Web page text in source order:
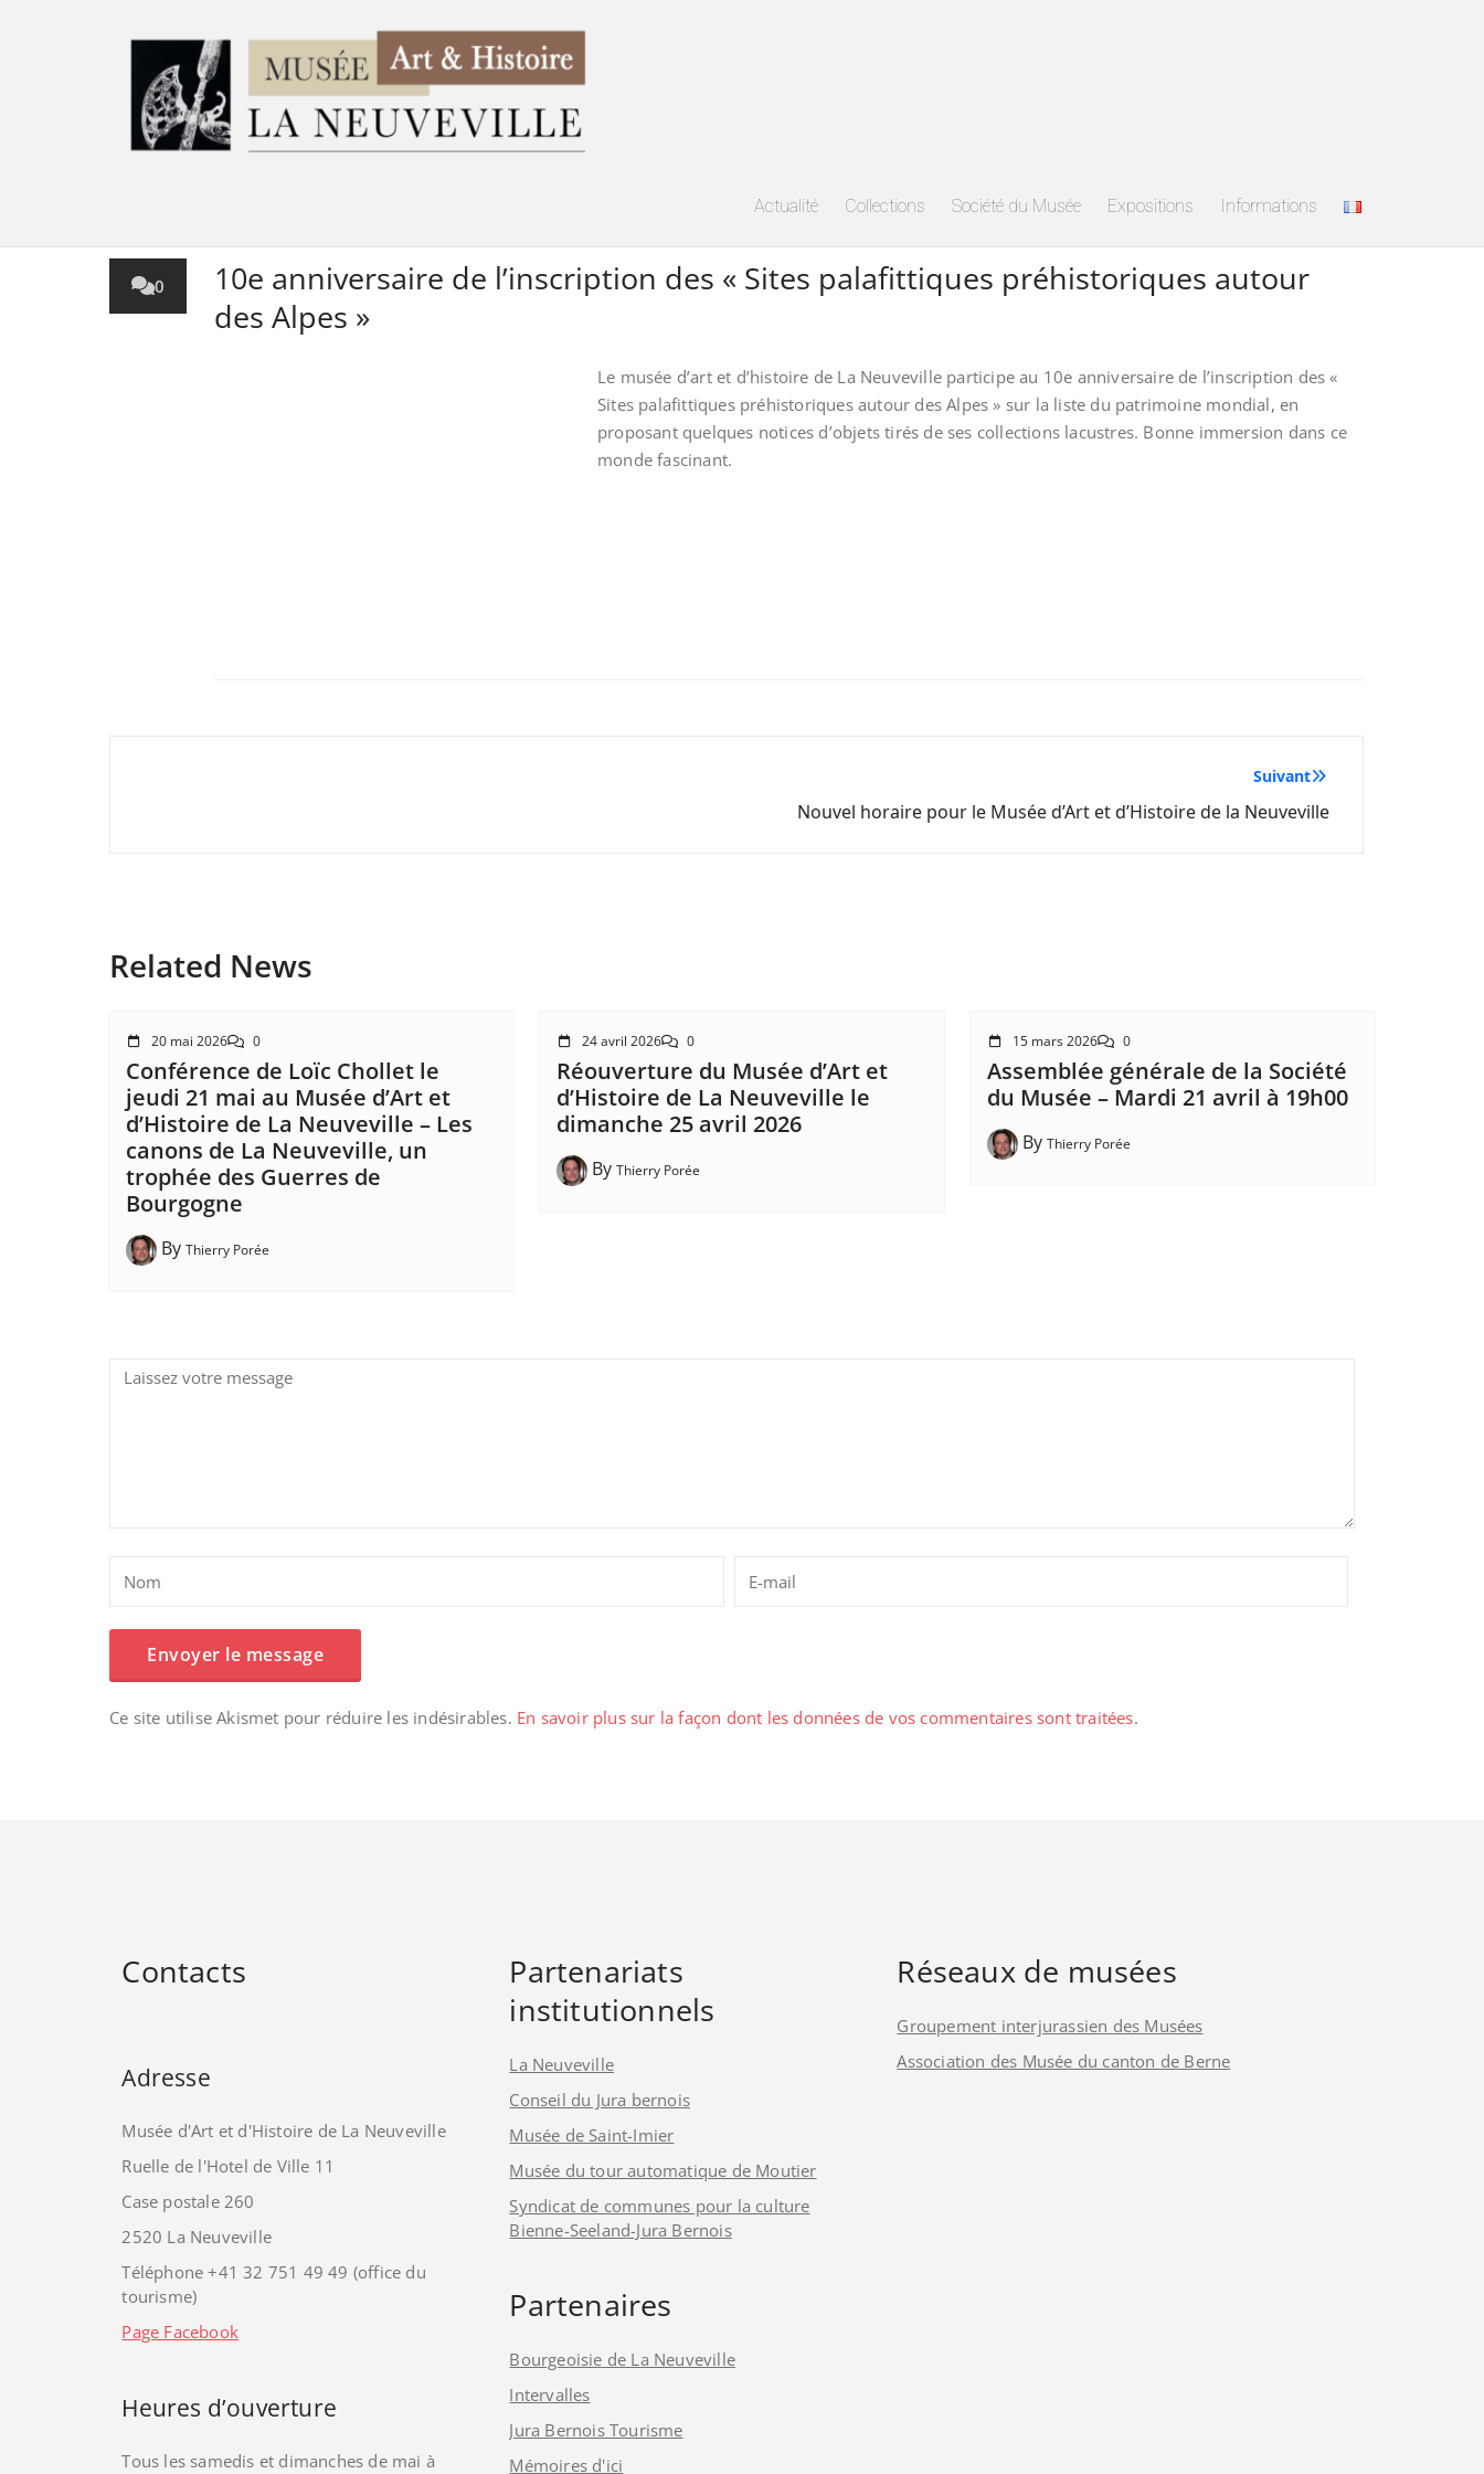
Actualité Collections Société du Musée Expositions Informations
0
10e anniversaire de l’inscription des « Sites palafittiques préhistoriques autour
des Alpes »
Le musée d’art et d’histoire de La Neuveville participe au 10e anniversaire de l’inscription des «
Sites palafittiques préhistoriques autour des Alpes » sur la liste du patrimoine mondial, en
proposant quelques notices d’objets tirés de ses collections lacustres. Bonne immersion dans ce
monde fascinant.
Suivant
Nouvel horaire pour le Musée d’Art et d’Histoire de la Neuveville
Related News
20 mai 2026 0
Conférence de Loïc Chollet le
jeudi 21 mai au Musée d’Art et
d’Histoire de La Neuveville – Les
canons de La Neuveville, un
trophée des Guerres de
Bourgogne
By Thierry Porée
24 avril 2026 0
Réouverture du Musée d’Art et
d’Histoire de La Neuveville le
dimanche 25 avril 2026
By Thierry Porée
15 mars 2026 0
Assemblée générale de la Société
du Musée – Mardi 21 avril à 19h00
By Thierry Porée
Ce site utilise Akismet pour réduire les indésirables. En savoir plus sur la façon dont les données de vos commentaires sont traitées.
Contacts
Adresse
Musée d'Art et d'Histoire de La Neuveville
Ruelle de l'Hotel de Ville 11
Case postale 260
2520 La Neuveville
Téléphone +41 32 751 49 49 (office du
tourisme)
Page Facebook
Heures d’ouverture
Tous les samedis et dimanches de mai à
Partenariats
institutionnels
La Neuveville
Conseil du Jura bernois
Musée de Saint-Imier
Musée du tour automatique de Moutier
Syndicat de communes pour la culture
Bienne-Seeland-Jura Bernois
Partenaires
Bourgeoisie de La Neuveville
Intervalles
Jura Bernois Tourisme
Mémoires d'ici
Réseaux de musées
Groupement interjurassien des Musées
Association des Musée du canton de Berne